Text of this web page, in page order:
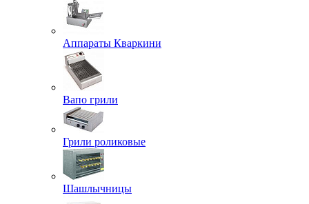
Аппараты Кваркини
Вапо грили
Грили роликовые
Шашлычницы